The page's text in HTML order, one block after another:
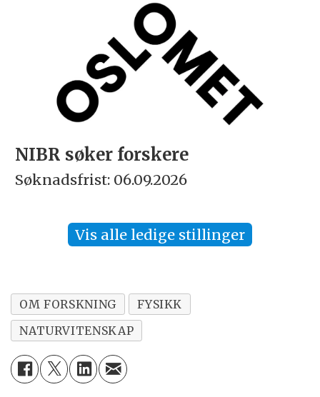
NIBR søker forskere
Søknadsfrist: 06.09.2026
Vis alle ledige stillinger
OM FORSKNING
FYSIKK
NATURVITENSKAP